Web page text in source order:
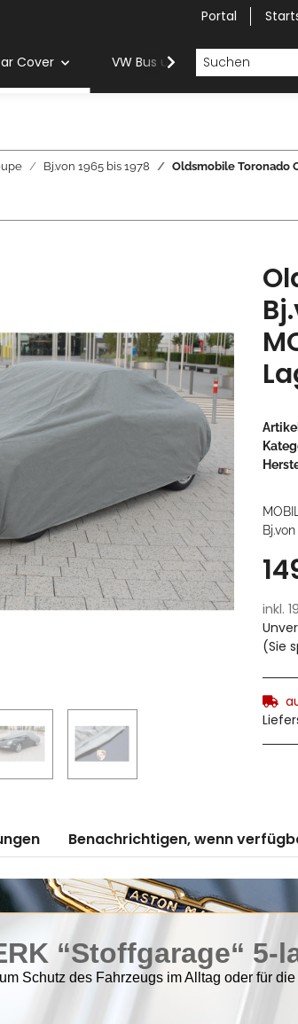
Portal
Cover VW Bus und Van Car Cover
Bj.von 1965 bis 1978 Oldsmobile Toronado
inkl.
(Sie
Benachrichtigen, wenn